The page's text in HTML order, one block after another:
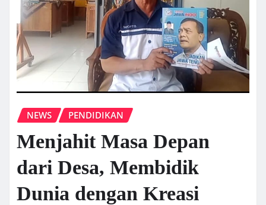
NEWS PENDIDIKAN
Menjahit Masa Depan
dari Desa, Membidik
Dunia dengan Kreasi